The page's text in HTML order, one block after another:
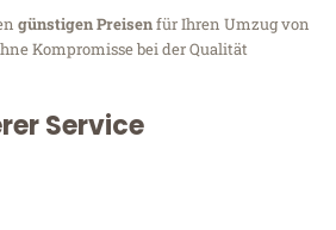
günstigen Preisenfür Ihren Umzug von
Kompromisse bei der Qualität
Service